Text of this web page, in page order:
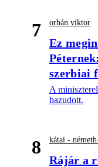
7 orbán viktor
Ez
szerbiai
A
hazudott.
8 kátai -
Rájár a